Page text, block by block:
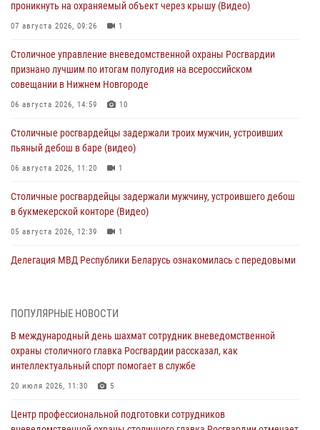
проникнуть на охраняемый объект через крышу (Видео)
07 августа 2026, 09:26 1
Столичное управление вневедомственной охраны Росгвардии
признано лучшим по итогам полугодия на всероссийском
совещании в Нижнем Новгороде
06 августа 2026, 14:59 10
Столичные росгвардейцы задержали троих мужчин, устроивших
пьяный дебош в баре (видео)
06 августа 2026, 11:20 1
Столичные росгвардейцы задержали мужчину, устроившего дебош
в букмекерской конторе (Видео)
05 августа 2026, 12:39 1
Делегация МВД Республики Беларусь ознакомилась с передовыми
управления Росгвардии по городу Москве заняли первое место в
чемпионате столичного главка ведомства по самбо и боевому
самбо (ВИДЕО)
04 августа 2026, 14:00
В Москве росгвардейцы задержали подозреваемого в нападении
ПОПУЛЯРНЫЕ НОВОСТИ
В международный день шахмат сотрудник вневедомственной
охраны столичного главка Росгвардии рассказал, как
интеллектуальный спорт помогает в службе
20 июля 2026, 11:30 5
Центр профессиональной подготовки сотрудников